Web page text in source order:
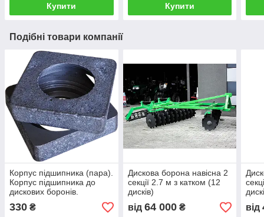
Купити Купити
Подібні товари компанії
Корпус підшипника (пара).
Корпус підшипника до
дискових боронів.
330 ₴
Дискова борона навісна 2
секції 2.7 м з катком (12
дисків)
від 64 000₴ від